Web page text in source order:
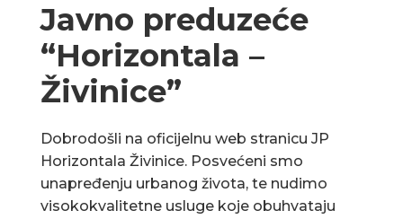
Javno preduzeće
“Horizontala –
Živinice”
Dobrodošli na oficijelnu web stranicu JP
Horizontala Živinice. Posvećeni smo
unapređenju urbanog života, te nudimo
visokokvalitetne usluge koje obuhvataju